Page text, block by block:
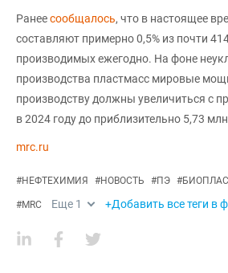
Ранеесообщалось, что в настоящее
составляют примерно 0,5% из почти
производимых ежегодно. На фоне
производства пластмасс мировые
производству должны увеличиться с
в 2024 году до приблизительно 5,73
mrc.ru
#НЕФТЕХИМИЯ #НОВОСТЬ #ПЭ #
#MRC Еще 1 +Добавить все теги в